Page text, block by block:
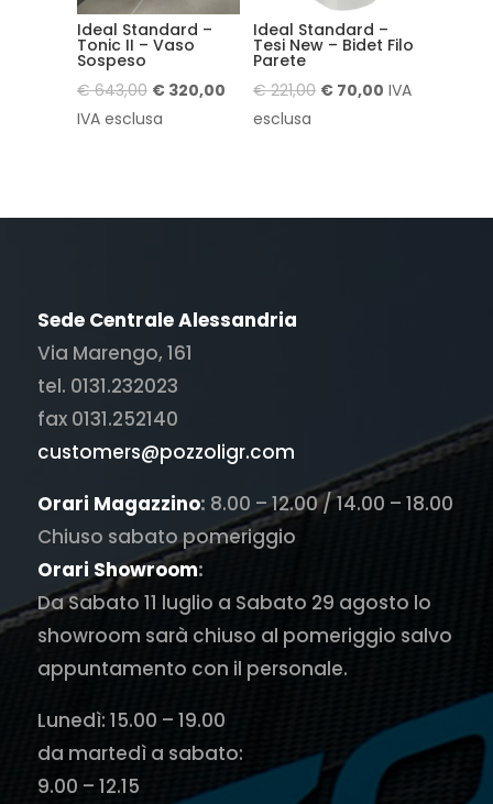
Ideal Standard –
Tonic II – Vaso
Sospeso
€643,00 Il
prezzo
€320,00Il
prezzo
IVA esclusa
Ideal Standard –
Tesi New – Bidet Filo
Parete
€221,00 Il
€ 70,00 IlIVA
esclusa
Sede Centrale Alessandria
Via Marengo, 161
tel. 0131.232023
fax 0131.252140
customers@pozzoligr.com
Orari Magazzino: 8.00 – 12.00 / 14.00 – 18.00
Chiuso sabato pomeriggio
Orari Showroom:
Da Sabato 11 luglio a Sabato 29 agosto lo
showroom sarà chiuso al pomeriggio salvo
appuntamento con il personale.
Lunedì: 15.00 – 19.00
da martedì a sabato:
9.00 – 12.15